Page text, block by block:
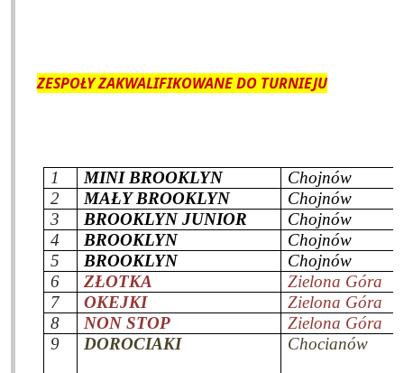
ZESPOŁY ZAKWALIFIKOWANE DO TURNIEJU
1 MINI BROOKLYN
Chojnów
2
MAŁY BROOKLYN
Chojnów
3
BROOKLYN JUNIOR
Chojnów
4
BROOKLYN
Chojnów
5
BROOKLYN
Chojnów
6
ZŁOTKA
Zielona Góra
7
OKEJKI
Zielona Góra
8
NON STOP
Zielona Góra
9
DOROCIAKI Chocianów